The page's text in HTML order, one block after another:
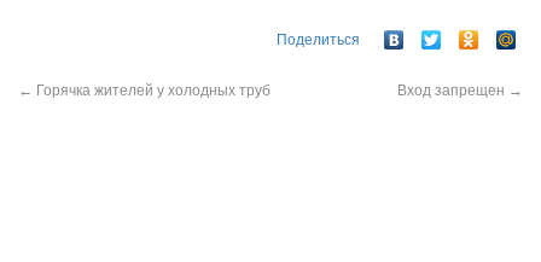
Поделиться
← Горячка жителей у холодных труб Вход запрещен →